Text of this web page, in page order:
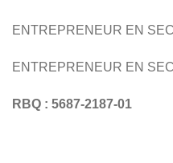
ENTREPRENEUR EN
ENTREPRENEUR EN
RBQ : 5687-2187-01